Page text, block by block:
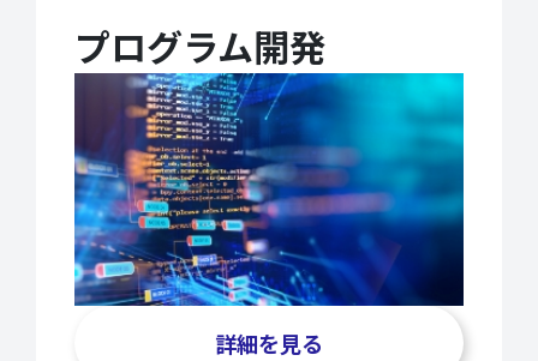
プログラム開発
詳細を見る